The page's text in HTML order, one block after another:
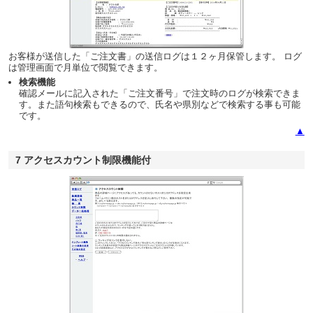
お客様が送信した「ご注文書」の送信ログは１２ヶ月保管します。 ログ
は管理画面で月単位で閲覧できます。
検索機能
確認メールに記入された「ご注文番号」で注文時のログが検索できま
す。また語句検索もできるので、氏名や県別などで検索する事も可能
です。
▲
7 アクセスカウント制限機能付